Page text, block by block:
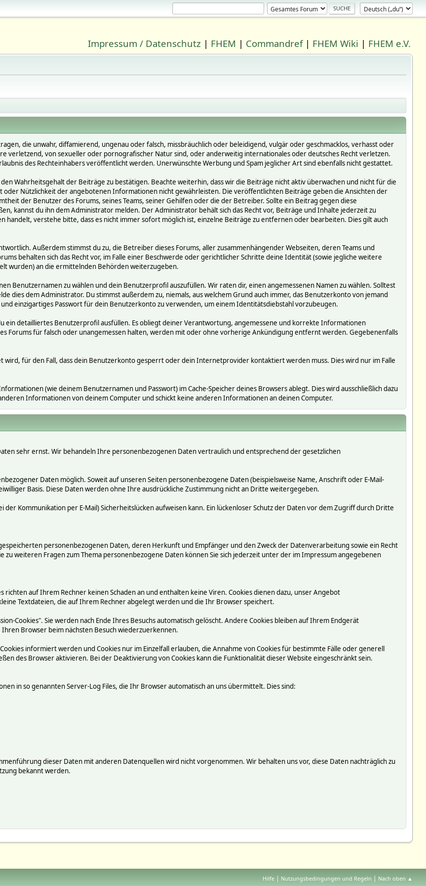
Impressum / Datenschutz | FHEM | Commandref| FHEM Wiki | FHEM e.V.
die unwahr, diffamierend, ungenau oder falsch, missbräuchlich oder beleidigend, vulgär oder geschmacklos, verhasst oder
verletzend, von sexueller oder pornografischer Natur sind, oder anderweitig internationales oder deutsches Recht verletzen.
des Rechteinhabers veröffentlicht werden. Unerwünschte Werbung und Spam jeglicher Art sind ebenfalls nicht gestattet.
Wahrheitsgehalt der Beiträge zu bestätigen. Beachte weiterhin, dass wir die Beiträge nicht aktiv überwachen und nicht für die
Nützlichkeit der angebotenen Informationen nicht gewährleisten. Die veröffentlichten Beiträge geben die Ansichten der
der Benutzer des Forums, seines Teams, seiner Gehilfen oder die der Betreiber. Sollte ein Beitrag gegen diese
kannst du ihn dem Administrator melden. Der Administrator behält sich das Recht vor, Beiträge und Inhalte jederzeit zu
handelt, verstehe bitte, dass es nicht immer sofort möglich ist, einzelne Beiträge zu entfernen oder bearbeiten. Dies gilt auch
Außerdem stimmst du zu, die Betreiber dieses Forums, aller zusammenhängender Webseiten, deren Teams und
behalten sich das Recht vor, im Falle einer Beschwerde oder gerichtlicher Schritte deine Identität (sowie jegliche weitere
wurden) an die ermittelnden Behörden weiterzugeben.
Benutzernamen zu wählen und dein Benutzerprofil auszufüllen. Wir raten dir, einen angemessenen Namen zu wählen. Solltest
dies dem Administrator. Du stimmst außerdem zu, niemals, aus welchem Grund auch immer, das Benutzerkonto von jemand
einzigartiges Passwort für dein Benutzerkonto zu verwenden, um einem Identitätsdiebstahl vorzubeugen.
ein detailliertes Benutzerprofil ausfüllen. Es obliegt deiner Verantwortung, angemessene und korrekte Informationen
Forums für falsch oder unangemessen halten, werden mit oder ohne vorherige Ankündigung entfernt werden. Gegebenenfalls
wird, für den Fall, dass dein Benutzerkonto gesperrt oder dein Internetprovider kontaktiert werden muss. Dies wird nur im Falle
(wie deinem Benutzernamen und Passwort) im Cache-Speicher deines Browsers ablegt. Dies wird ausschließlich dazu
Informationen von deinem Computer und schickt keine anderen Informationen an deinen Computer.
sehr ernst. Wir behandeln Ihre personenbezogenen Daten vertraulich und entsprechend der gesetzlichen
Daten möglich. Soweit auf unseren Seiten personenbezogene Daten (beispielsweise Name, Anschrift oder E-Mail-
Basis. Diese Daten werden ohne Ihre ausdrückliche Zustimmung nicht an Dritte weitergegeben.
Kommunikation per E-Mail) Sicherheitslücken aufweisen kann. Ein lückenloser Schutz der Daten vor dem Zugriff durch Dritte
personenbezogenen Daten, deren Herkunft und Empfänger und den Zweck der Datenverarbeitung sowie ein Recht
weiteren Fragen zum Thema personenbezogene Daten können Sie sich jederzeit unter der im Impressum angegebenen
auf Ihrem Rechner keinen Schaden an und enthalten keine Viren. Cookies dienen dazu, unser Angebot
Textdateien, die auf Ihrem Rechner abgelegt werden und die Ihr Browser speichert.
Cookies". Sie werden nach Ende Ihres Besuchs automatisch gelöscht. Andere Cookies bleiben auf Ihrem Endgerät
Browser beim nächsten Besuch wiederzuerkennen.
informiert werden und Cookies nur im Einzelfall erlauben, die Annahme von Cookies für bestimmte Fälle oder generell
des Browser aktivieren. Bei der Deaktivierung von Cookies kann die Funktionalität dieser Website eingeschränkt sein.
in so genannten Server-Log Files, die Ihr Browser automatisch an uns übermittelt. Dies sind:
dieser Daten mit anderen Datenquellen wird nicht vorgenommen. Wir behalten uns vor, diese Daten nachträglich zu
bekannt werden.
Hilfe | Nutzungsbedingungen und Regeln | Nach oben ▲